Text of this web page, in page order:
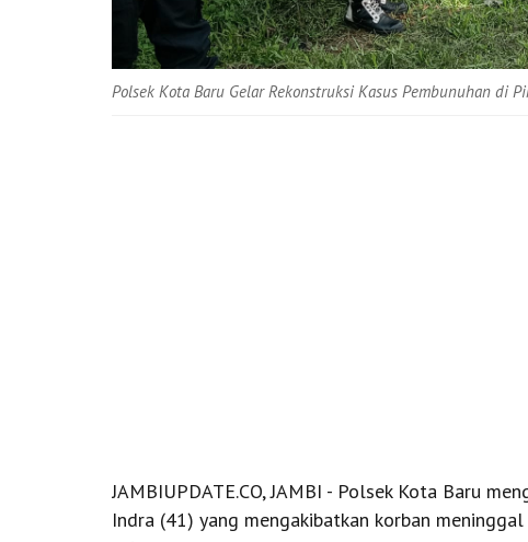
Polsek Kota Baru Gelar Rekonstruksi Kasus Pembunuhan di
JAMBIUPDATE.CO, JAMBI - Polsek Kota Baru
Indra (41) yang mengakibatkan korban